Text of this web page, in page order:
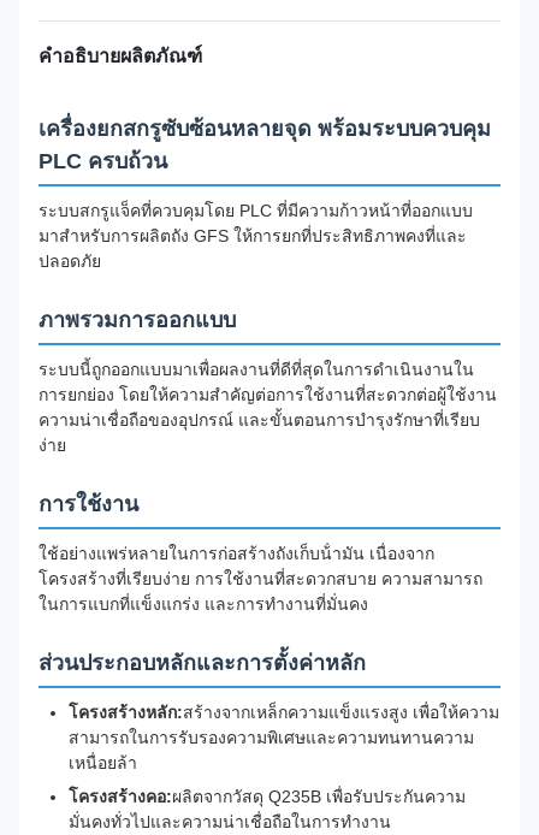
คำอธิบายผลิตภัณฑ์
เครื่องยกสกรูซับซ้อนหลายจุด พร้อมระบบควบคุม
PLC ครบถ้วน
ระบบสกรูแจ็คที่ควบคุมโดย PLC ที่มีความก้าวหน้าที่ออกแบบ
มาสําหรับการผลิตถัง GFS ให้การยกที่ประสิทธิภาพคงที่และ
ปลอดภัย
ภาพรวมการออกแบบ
ระบบนี้ถูกออกแบบมาเพื่อผลงานที่ดีที่สุดในการดําเนินงานใน
การยกย่อง โดยให้ความสําคัญต่อการใช้งานที่สะดวกต่อผู้ใช้งาน
ความน่าเชื่อถือของอุปกรณ์ และขั้นตอนการบํารุงรักษาที่เรียบ
ง่าย
การใช้งาน
ใช้อย่างแพร่หลายในการก่อสร้างถังเก็บน้ํามัน เนื่องจาก
โครงสร้างที่เรียบง่าย การใช้งานที่สะดวกสบาย ความสามารถ
ในการแบกที่แข็งแกร่ง และการทํางานที่มั่นคง
ส่วนประกอบหลักและการตั้งค่าหลัก
โครงสร้างหลัก:สร้างจากเหล็กความแข็งแรงสูง เพื่อให้ความ
สามารถในการรับรองความพิเศษและความทนทานความ
เหนื่อยล้า
โครงสร้างคอ:ผลิตจากวัสดุ Q235B เพื่อรับประกันความ
มั่นคงทั่วไปและความน่าเชื่อถือในการทํางาน